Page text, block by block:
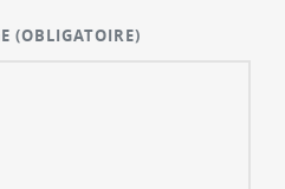
(OBLIGATOIRE)